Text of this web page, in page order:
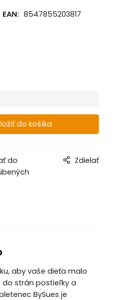
EAN: 8547855203817
do
Zdielať
aby vaše dieťa malo
do strán postieľky a
BySues je